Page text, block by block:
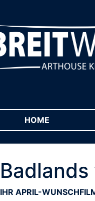
HOME
IHR APRIL-